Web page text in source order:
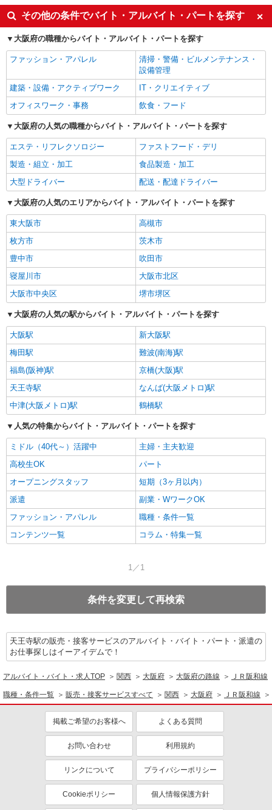
その他の条件でバイト・アルバイト・パートを探す
大阪府の職種からバイト・アルバイト・パートを探す
ファッション・アパレル
清掃・警備・ビルメンテナンス・
設備管理
建築・設備・アクティブワーク
IT・クリエイティブ
オフィスワーク・事務
飲食・フード
大阪府の人気の職種からバイト・アルバイト・パートを探す
エステ・リフレクソロジー
ファストフード・デリ
製造・組立・加工
食品製造・加工
大型ドライバー
配送・配達ドライバー
大阪府の人気のエリアからバイト・アルバイト・パートを探す
東大阪市
高槻市
枚方市
茨木市
豊中市
吹田市
寝屋川市
大阪市北区
大阪市中央区
堺市堺区
大阪府の人気の駅からバイト・アルバイト・パートを探す
大阪駅
新大阪駅
梅田駅
難波(南海)駅
福島(阪神)駅
京橋(大阪)駅
天王寺駅
なんば(大阪メトロ)駅
中津(大阪メトロ)駅
鶴橋駅
人気の特集からバイト・アルバイト・パートを探す
ミドル（40代～）活躍中
主婦・主夫歓迎
高校生OK
パート
オープニングスタッフ
短期（3ヶ月以内）
派遣
副業・WワークOK
ファッション・アパレル
職種・条件一覧
コンテンツ一覧
コラム・特集一覧
1／1
条件を変更して再検索
天王寺駅の販売・接客サービスのアルバイト・バイト・パート・派遣の
お仕事探しはイーアイデムで！
アルバイト・バイト・求人TOP 関西 大阪府 大阪府の路線 ＪＲ阪和線
職種・条件一覧 販売・接客サービスすべて 関西 大阪府 ＪＲ阪和線
掲載ご希望のお客様へ よくある質問
お問い合わせ 利用規約
リンクについて プライバシーポリシー
Cookieポリシー 個人情報保護方針